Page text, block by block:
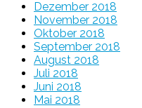
Dezember 2018
November 2018
Oktober 2018
September 2018
August 2018
Juli 2018
Juni 2018
Mai 2018